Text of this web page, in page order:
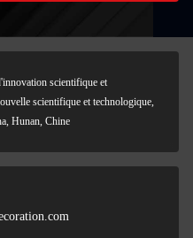
scientifique et
scientifique et technologique,
Hunan, Chine